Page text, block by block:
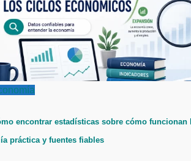
encontrar estadísticas sobre cómo
práctica y fuentes fiables